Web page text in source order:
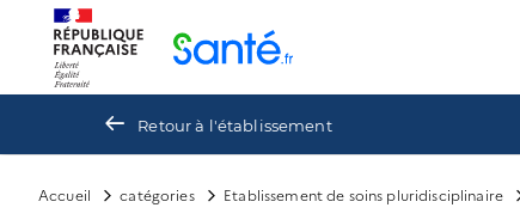
Retour à l'établissement
Accueil catégories Etablissement de soins pluridisciplinaire
Panneau de gestion des cookies